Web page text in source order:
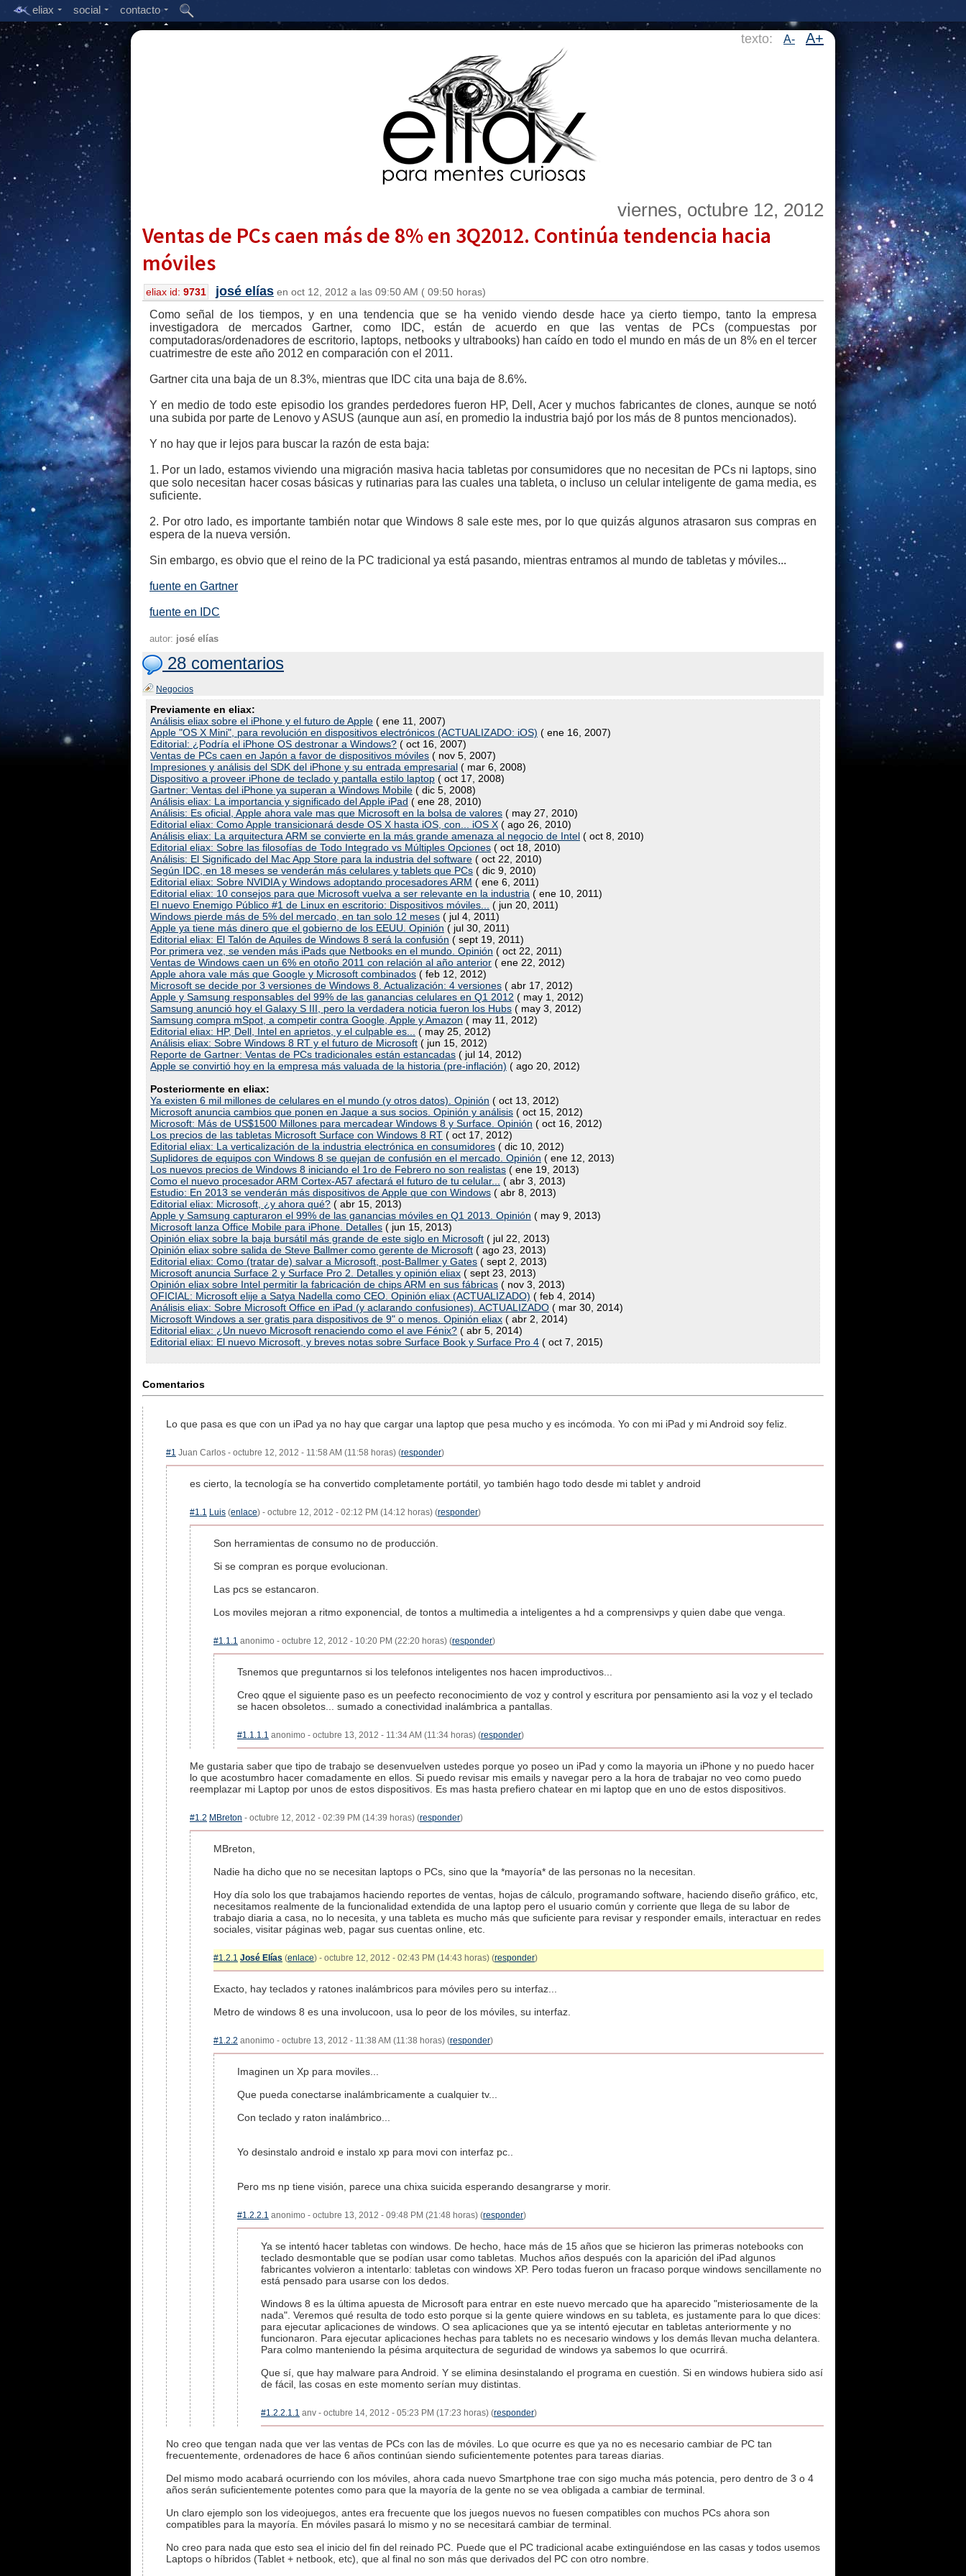
eliax social contacto
texto: A- A+
viernes, octubre 12, 2012
Ventas de PCs caen más de 8% en 3Q2012. Continúa tendencia hacia
móviles
eliax id: 9731 josé elías en oct 12, 2012 a las 09:50 AM ( 09:50 horas)
Como señal de los tiempos, y en una tendencia que se ha venido viendo desde hace ya cierto tiempo, tanto la empresa
investigadora de mercados Gartner, como IDC, están de acuerdo en que las ventas de PCs (compuestas por
computadoras/ordenadores de escritorio, laptops, netbooks y ultrabooks) han caído en todo el mundo en más de un 8% en el tercer
cuatrimestre de este año 2012 en comparación con el 2011.
Gartner cita una baja de un 8.3%, mientras que IDC cita una baja de 8.6%.
Y en medio de todo este episodio los grandes perdedores fueron HP, Dell, Acer y muchos fabricantes de clones, aunque se notó
una subida por parte de Lenovo y ASUS (aunque aun así, en promedio la industria bajó por los más de 8 puntos mencionados).
Y no hay que ir lejos para buscar la razón de esta baja:
1. Por un lado, estamos viviendo una migración masiva hacia tabletas por consumidores que no necesitan de PCs ni laptops, sino
que solo necesitan hacer cosas básicas y rutinarias para las cuales una tableta, o incluso un celular inteligente de gama media, es
suficiente.
2. Por otro lado, es importante también notar que Windows 8 sale este mes, por lo que quizás algunos atrasaron sus compras en
espera de la nueva versión.
Sin embargo, es obvio que el reino de la PC tradicional ya está pasando, mientras entramos al mundo de tabletas y móviles...
fuente en Gartner
fuente en IDC
autor: josé elías
28 comentarios
Negocios
Previamente en eliax:
Análisis eliax sobre el iPhone y el futuro de Apple ( ene 11, 2007)
Apple "OS X Mini", para revolución en dispositivos electrónicos (ACTUALIZADO: iOS) ( ene 16, 2007)
Editorial: ¿Podría el iPhone OS destronar a Windows? ( oct 16, 2007)
Ventas de PCs caen en Japón a favor de dispositivos móviles ( nov 5, 2007)
Impresiones y análisis del SDK del iPhone y su entrada empresarial ( mar 6, 2008)
Dispositivo a proveer iPhone de teclado y pantalla estilo laptop ( oct 17, 2008)
Gartner: Ventas del iPhone ya superan a Windows Mobile ( dic 5, 2008)
Análisis eliax: La importancia y significado del Apple iPad ( ene 28, 2010)
Análisis: Es oficial, Apple ahora vale mas que Microsoft en la bolsa de valores ( may 27, 2010)
Editorial eliax: Como Apple transicionará desde OS X hasta iOS, con... iOS X ( ago 26, 2010)
Análisis eliax: La arquitectura ARM se convierte en la más grande amenaza al negocio de Intel ( oct 8, 2010)
Editorial eliax: Sobre las filosofías de Todo Integrado vs Múltiples Opciones ( oct 18, 2010)
Análisis: El Significado del Mac App Store para la industria del software ( oct 22, 2010)
Según IDC, en 18 meses se venderán más celulares y tablets que PCs ( dic 9, 2010)
Editorial eliax: Sobre NVIDIA y Windows adoptando procesadores ARM ( ene 6, 2011)
Editorial eliax: 10 consejos para que Microsoft vuelva a ser relevante en la industria ( ene 10, 2011)
El nuevo Enemigo Público #1 de Linux en escritorio: Dispositivos móviles...
( jun 20, 2011)
Windows pierde más de 5% del mercado, en tan solo 12 meses ( jul 4, 2011)
Apple ya tiene más dinero que el gobierno de los EEUU. Opinión ( jul 30, 2011)
Editorial eliax: El Talón de Aquiles de Windows 8 será la confusión ( sept 19, 2011)
Por primera vez, se venden más iPads que Netbooks en el mundo. Opinión ( oct 22, 2011)
Ventas de Windows caen un 6% en otoño 2011 con relación al año anterior ( ene 22, 2012)
Apple ahora vale más que Google y Microsoft combinados ( feb 12, 2012)
Microsoft se decide por 3 versiones de Windows 8. Actualización: 4 versiones ( abr 17, 2012)
Apple y Samsung responsables del 99% de las ganancias celulares en Q1 2012 ( may 1, 2012)
Samsung anunció hoy el Galaxy S III, pero la verdadera noticia fueron los Hubs ( may 3, 2012)
Samsung compra mSpot, a competir contra Google, Apple y Amazon ( may 11, 2012)
Editorial eliax: HP, Dell, Intel en aprietos, y el culpable es...
( may 25, 2012)
Análisis eliax: Sobre Windows 8 RT y el futuro de Microsoft ( jun 15, 2012)
Reporte de Gartner: Ventas de PCs tradicionales están estancadas ( jul 14, 2012)
Apple se convirtió hoy en la empresa más valuada de la historia (pre-inflación) ( ago 20, 2012)
Posteriormente en eliax:
Ya existen 6 mil millones de celulares en el mundo (y otros datos). Opinión ( oct 13, 2012)
Microsoft anuncia cambios que ponen en Jaque a sus socios. Opinión y análisis ( oct 15, 2012)
Microsoft: Más de US$1500 Millones para mercadear Windows 8 y Surface. Opinión ( oct 16, 2012)
Los precios de las tabletas Microsoft Surface con Windows 8 RT ( oct 17, 2012)
Editorial eliax: La verticalización de la industria electrónica en consumidores ( dic 10, 2012)
Suplidores de equipos con Windows 8 se quejan de confusión en el mercado. Opinión ( ene 12, 2013)
Los nuevos precios de Windows 8 iniciando el 1ro de Febrero no son realistas ( ene 19, 2013)
Como el nuevo procesador ARM Cortex-A57 afectará el futuro de tu celular...
( abr 3, 2013)
Estudio: En 2013 se venderán más dispositivos de Apple que con Windows ( abr 8, 2013)
Editorial eliax: Microsoft, ¿y ahora qué? ( abr 15, 2013)
Apple y Samsung capturaron el 99% de las ganancias móviles en Q1 2013. Opinión ( may 9, 2013)
Microsoft lanza Office Mobile para iPhone. Detalles ( jun 15, 2013)
Opinión eliax sobre la baja bursátil más grande de este siglo en Microsoft ( jul 22, 2013)
Opinión eliax sobre salida de Steve Ballmer como gerente de Microsoft ( ago 23, 2013)
Editorial eliax: Como (tratar de) salvar a Microsoft, post-Ballmer y Gates ( sept 2, 2013)
Microsoft anuncia Surface 2 y Surface Pro 2. Detalles y opinión eliax ( sept 23, 2013)
Opinión eliax sobre Intel permitir la fabricación de chips ARM en sus fábricas ( nov 3, 2013)
OFICIAL: Microsoft elije a Satya Nadella como CEO. Opinión eliax (ACTUALIZADO) ( feb 4, 2014)
Análisis eliax: Sobre Microsoft Office en iPad (y aclarando confusiones). ACTUALIZADO ( mar 30, 2014)
Microsoft Windows a ser gratis para dispositivos de 9" o menos. Opinión eliax ( abr 2, 2014)
Editorial eliax: ¿Un nuevo Microsoft renaciendo como el ave Fénix? ( abr 5, 2014)
Editorial eliax: El nuevo Microsoft, y breves notas sobre Surface Book y Surface Pro 4 ( oct 7, 2015)
Comentarios
Lo que pasa es que con un iPad ya no hay que cargar una laptop que pesa mucho y es incómoda. Yo con mi iPad y mi Android soy feliz.
#1 Juan Carlos - octubre 12, 2012 - 11:58 AM (11:58 horas) (responder)
es cierto, la tecnología se ha convertido completamente portátil, yo también hago todo desde mi tablet y android
#1.1 Luis (enlace) - octubre 12, 2012 - 02:12 PM (14:12 horas) (responder)
Son herramientas de consumo no de producción.
Si se compran es porque evolucionan.
Las pcs se estancaron.
Los moviles mejoran a ritmo exponencial, de tontos a multimedia a inteligentes a hd a comprensivps y quien dabe que venga.
#1.1.1 anonimo - octubre 12, 2012 - 10:20 PM (22:20 horas) (responder)
Tsnemos que preguntarnos si los telefonos inteligentes nos hacen improductivos...
Creo qque el siguiente paso es un peefecto reconocimiento de voz y control y escritura por pensamiento asi la voz y el teclado
se hacen obsoletos... sumado a conectividad inalámbrica a pantallas.
#1.1.1.1 anonimo - octubre 13, 2012 - 11:34 AM (11:34 horas) (responder)
Me gustaria saber que tipo de trabajo se desenvuelven ustedes porque yo poseo un iPad y como la mayoria un iPhone y no puedo hacer
lo que acostumbro hacer comadamente en ellos. Si puedo revisar mis emails y navegar pero a la hora de trabajar no veo como puedo
reemplazar mi Laptop por unos de estos dispositivos. Es mas hasta prefiero chatear en mi laptop que en uno de estos dispositivos.
#1.2 MBreton - octubre 12, 2012 - 02:39 PM (14:39 horas) (responder)
MBreton,
Nadie ha dicho que no se necesitan laptops o PCs, sino que la *mayoría* de las personas no la necesitan.
Hoy día solo los que trabajamos haciendo reportes de ventas, hojas de cálculo, programando software, haciendo diseño gráfico, etc,
necesitamos realmente de la funcionalidad extendida de una laptop pero el usuario común y corriente que llega de su labor de
trabajo diaria a casa, no lo necesita, y una tableta es mucho más que suficiente para revisar y responder emails, interactuar en redes
sociales, visitar páginas web, pagar sus cuentas online, etc.
#1.2.1 José Elías (enlace) - octubre 12, 2012 - 02:43 PM (14:43 horas) (responder)
Exacto, hay teclados y ratones inalámbricos para móviles pero su interfaz...
Metro de windows 8 es una involucoon, usa lo peor de los móviles, su interfaz.
#1.2.2 anonimo - octubre 13, 2012 - 11:38 AM (11:38 horas) (responder)
Imaginen un Xp para moviles...
Que pueda conectarse inalámbricamente a cualquier tv...
Con teclado y raton inalámbrico...
Yo desinstalo android e instalo xp para movi con interfaz pc..
Pero ms np tiene visión, parece una chixa suicida esperando desangrarse y morir.
#1.2.2.1 anonimo - octubre 13, 2012 - 09:48 PM (21:48 horas) (responder)
Ya se intentó hacer tabletas con windows. De hecho, hace más de 15 años que se hicieron las primeras notebooks con
teclado desmontable que se podían usar como tabletas. Muchos años después con la aparición del iPad algunos
fabricantes volvieron a intentarlo: tabletas con windows XP. Pero todas fueron un fracaso porque windows sencillamente no
está pensado para usarse con los dedos.
Windows 8 es la última apuesta de Microsoft para entrar en este nuevo mercado que ha aparecido "misteriosamente de la
nada". Veremos qué resulta de todo esto porque si la gente quiere windows en su tableta, es justamente para lo que dices:
para ejecutar aplicaciones de windows. O sea aplicaciones que ya se intentó ejecutar en tabletas anteriormente y no
funcionaron. Para ejecutar aplicaciones hechas para tablets no es necesario windows y los demás llevan mucha delantera.
Para colmo manteniendo la pésima arquitectura de seguridad de windows ya sabemos lo que ocurrirá.
Que sí, que hay malware para Android. Y se elimina desinstalando el programa en cuestión. Si en windows hubiera sido así
de fácil, las cosas en este momento serían muy distintas.
#1.2.2.1.1 anv - octubre 14, 2012 - 05:23 PM (17:23 horas) (responder)
No creo que tengan nada que ver las ventas de PCs con las de móviles. Lo que ocurre es que ya no es necesario cambiar de PC tan
frecuentemente, ordenadores de hace 6 años continúan siendo suficientemente potentes para tareas diarias.
Del mismo modo acabará ocurriendo con los móviles, ahora cada nuevo Smartphone trae con sigo mucha más potencia, pero dentro de 3 o 4
años serán suficientemente potentes como para que la mayoría de la gente no se vea obligada a cambiar de terminal.
Un claro ejemplo son los videojuegos, antes era frecuente que los juegos nuevos no fuesen compatibles con muchos PCs ahora son
compatibles para la mayoría. En móviles pasará lo mismo y no se necesitará cambiar de terminal.
No creo para nada que esto sea el inicio del fin del reinado PC. Puede que el PC tradicional acabe extinguiéndose en las casas y todos usemos
Laptops o híbridos (Tablet + netbook, etc), que al final no son más que derivados del PC con otro nombre.